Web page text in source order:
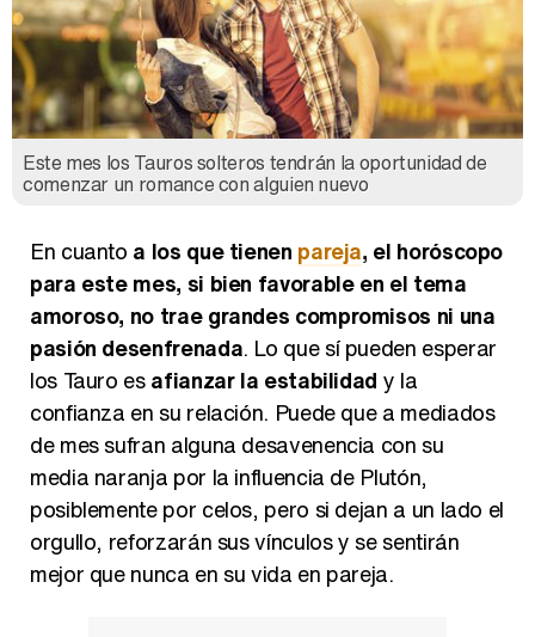
Este mes los Tauros solteros tendrán la oportunidad de
comenzar un romance con alguien nuevo
En cuanto a los que tienen pareja, el horóscopo
para este mes, si bien favorable en el tema
amoroso, no trae grandes compromisos ni una
pasión desenfrenada. Lo que sí pueden esperar
los Tauro esafianzar la estabilidad y la
confianza en su relación. Puede que a mediados
de mes sufran alguna desavenencia con su
media naranja por la influencia de Plutón,
posiblemente por celos, pero si dejan a un lado el
orgullo, reforzarán sus vínculos y se sentirán
mejor que nunca en su vida en pareja.